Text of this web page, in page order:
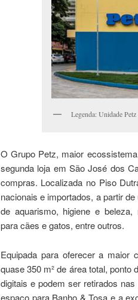
Legenda: Unidade
O Grupo Petz, maior
segunda loja em São José dos
compras. Localizada no Piso
nacionais e importados, a partir
de aquarismo, higiene e beleza,
para cães e gatos, entre outros.
Equipada para oferecer a maior
quase 350 m² de área total,
digitais e podem ser retirados
espaço para Banho & Tosa e a